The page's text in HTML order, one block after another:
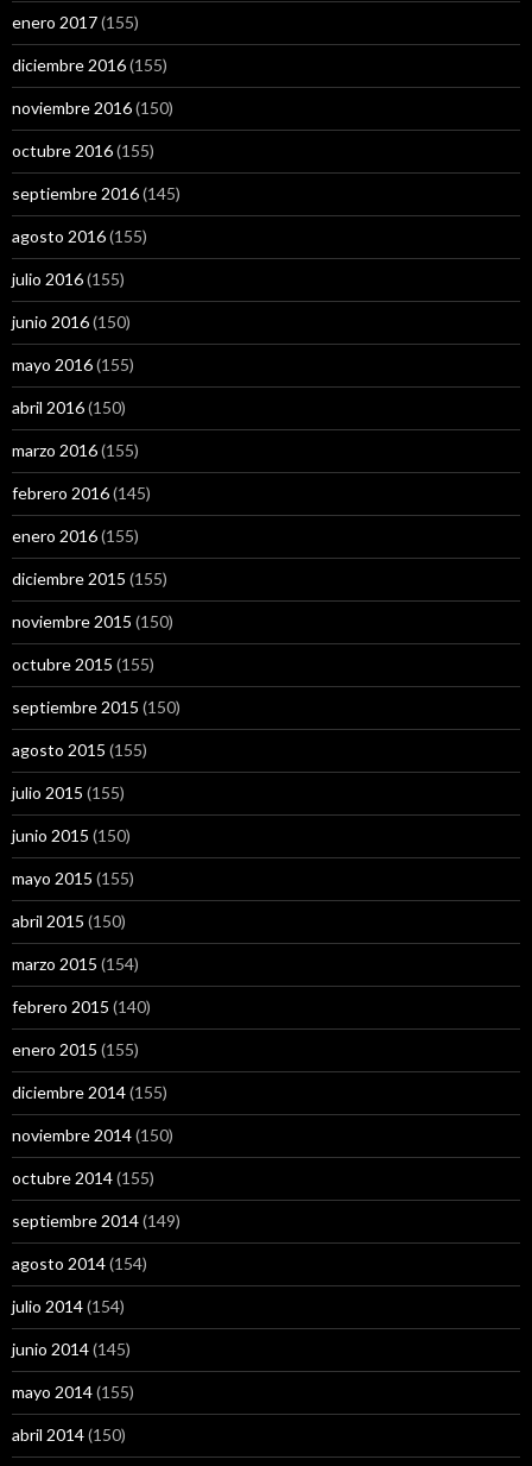
enero 2017(155)
diciembre 2016(155)
noviembre 2016(150)
octubre 2016(155)
septiembre 2016(145)
agosto 2016(155)
julio 2016(155)
junio 2016(150)
mayo 2016(155)
abril 2016(150)
marzo 2016(155)
febrero 2016(145)
enero 2016(155)
diciembre 2015 (155)
noviembre 2015 (150)
octubre 2015 (155)
septiembre 2015 (150)
agosto 2015 (155)
julio 2015 (155)
junio 2015 (150)
mayo 2015 (155)
abril 2015 (150)
marzo 2015 (154)
febrero 2015 (140)
enero 2015 (155)
diciembre 2014(155)
noviembre 2014(150)
octubre 2014(155)
septiembre 2014(149)
agosto 2014(154)
julio 2014(154)
junio 2014(145)
mayo 2014(155)
abril 2014(150)